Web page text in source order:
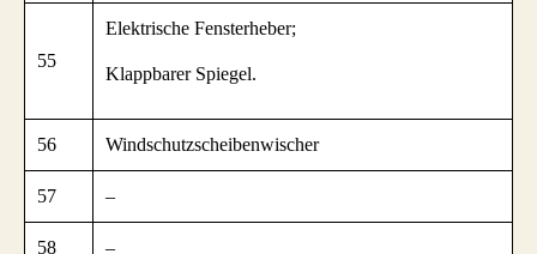
55
Elektrische Fensterheber;
Klappbarer Spiegel.
56 Windschutzscheibenwischer
57 –
58 –